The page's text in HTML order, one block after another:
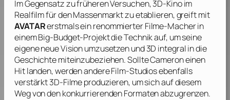
Im Gegensatz zu früheren Versuchen, 3D-Kino im
Realfilm für den Massenmarkt zu etablieren, greift mit
AVATARerstmals ein renommierter Filme-Macher in
einem Big-Budget-Projekt die Technik auf, um seine
eigene neue Vision umzusetzen und 3D integral in die
Geschichte miteinzubeziehen. SollteCameroneinen
Hit landen, werden andere Film-Studios ebenfalls
verstärkt 3D-Filme produzieren, um sich auf diesem
Weg von den konkurrierenden Formaten abzugrenzen.